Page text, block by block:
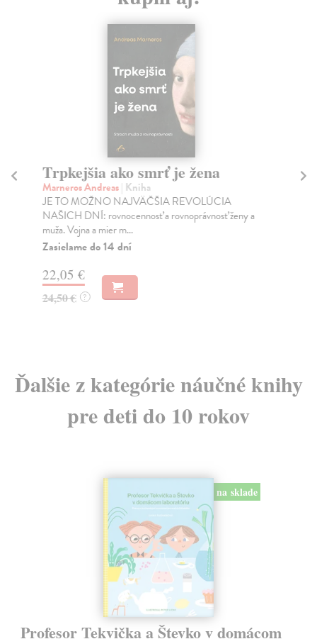
Trpkejšia ako smrť je žena
Marneros Andreas| Kniha
JE TO MOŽNO NAJVÄČŠIA REVOLÚCIA
NAŠICH DNÍ: rovnocennosť a rovnoprávnosť ženy a
muža. Vojna a mier m...
Zasielame do 14 dní
22,05 €
24,50 € ?
Ďalšie z kategórie náučné knihy
pre deti do 10 rokov
na sklade
Profesor Tekvička a Števko v domácom